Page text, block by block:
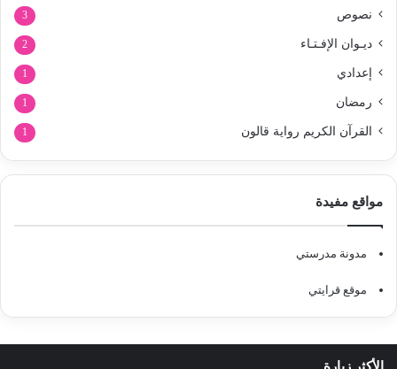
نصوص 3
ديـوان الإفـتـاء 2
إعدادي 1
رمضان 1
القرآن الكريم رواية قالون 1
مواقع مفيدة
مدونة مدرستي
موقع قرايتي
الأكثر زيارة